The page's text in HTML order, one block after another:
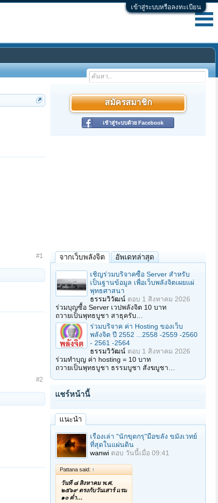
เข้าสู่ระบบหรือลงทะเบียน
#1
#2
สมัครสมาชิก
เข้าสู่ระบบด้วย Facebook
จากเว็บพลังจิต อัพเดทล่าสุด
เชิญร่วมบริจาคซื้อ Server สำหรับ
เป็นฐานข้อมูล เพื่อเว็บพลังจิตเผยแผ่
พุทธศาสนา
ธรรมวิวัฒน์ ตอบ 1 สิงหาคม 2026
ร่วมบุญซื้อ Server เวปพลังจิต 10 บาท
ถวายเป็นพุทธบูชา สาธุครับ…
ร่วมบริจาค ค่า Hosting ของเว็บ
พลังจิต ปี 2552 ...2558 -2559 -2560
- 2561 -2564
ธรรมวิวัฒน์ ตอบ 1 สิงหาคม 2026
ร่วมทำบุญ ค่า hosting = 10 บาท
ถวายเป็นพุทธบูชา ธรรมบูชา สังฆบูชา…
แชร์หน้านี้
แนะนำ
เรื่องเล่า "นักขุดกรุ"มือขลัง ขมังเวทย์
ที่สุดในแผ่นดิน
wanwi ตอบ วันนี้เมื่อ 09:41
Pattana said: ↑
วันที่ ๘ สิงหาคม พ.ศ.
๒๕๖๙ ตรงกับวันเสาร์ แรม
๑๐ ค่ำ…